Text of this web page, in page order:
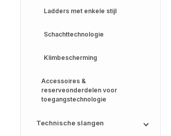
Ladders met enkele stijl
Schachttechnologie
Klimbescherming
Accessoires &
reserveonderdelen voor
toegangstechnologie
Technische slangen